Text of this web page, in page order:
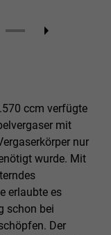
ccm verfügte
mit
nur
wurde. Mit
erlaubte es
schon bei
Der